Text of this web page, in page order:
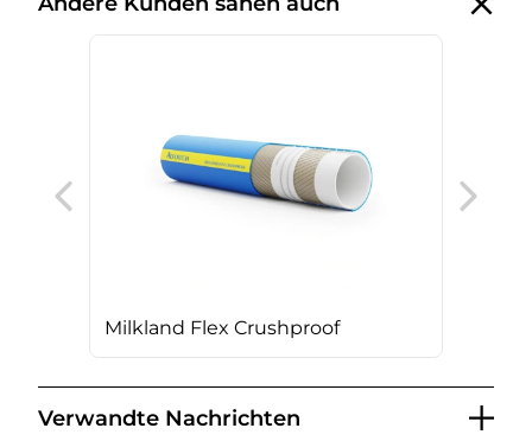
Milkland Flex Crushproof
Verwandte Nachrichten